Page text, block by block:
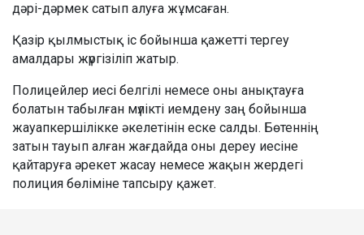
дәрі-дәрмек сатып алуға жұмсаған.
Қазір қылмыстық іс бойынша қажетті тергеу
амалдары жүргізіліп жатыр.
Полицейлер иесі белгілі немесе оны анықтауға
болатын табылған мүлікті иемдену заң бойынша
жауапкершілікке әкелетінін еске салды. Бөтеннің
затын тауып алған жағдайда оны дереу иесіне
қайтаруға әрекет жасау немесе жақын жердегі
полиция бөліміне тапсыру қажет.